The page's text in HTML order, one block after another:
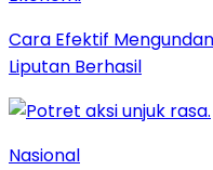
Cara Efektif
Liputan Berhasil
Nasional